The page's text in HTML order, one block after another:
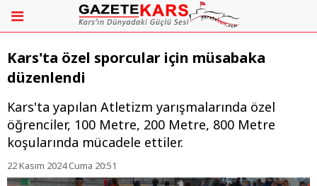
Kars'ta özel sporcular için müsabaka
düzenlendi
Kars'ta yapılan Atletizm yarışmalarında özel
öğrenciler, 100 Metre, 200 Metre, 800 Metre
koşularında mücadele ettiler.
22 Kasım 2024 Cuma 20:51